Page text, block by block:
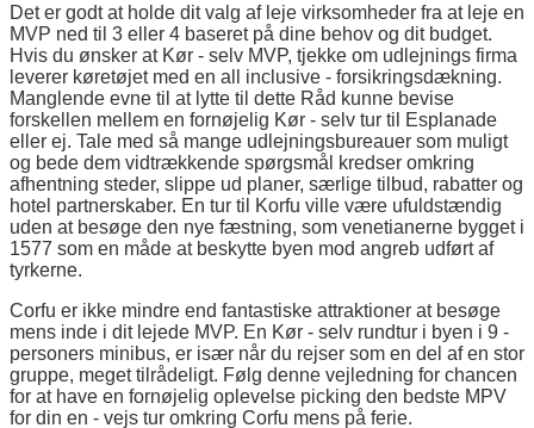
Det er godt at holde dit valg af leje virksomheder fra at leje en
MVP ned til 3 eller 4 baseret på dine behov og dit budget.
Hvis du ønsker at Kør - selv MVP, tjekke om udlejnings firma
leverer køretøjet med en all inclusive - forsikringsdækning.
Manglende evne til at lytte til dette Råd kunne bevise
forskellen mellem en fornøjelig Kør - selv tur til Esplanade
eller ej. Tale med så mange udlejningsbureauer som muligt
og bede dem vidtrækkende spørgsmål kredser omkring
afhentning steder, slippe ud planer, særlige tilbud, rabatter og
hotel partnerskaber. En tur til Korfu ville være ufuldstændig
uden at besøge den nye fæstning, som venetianerne bygget i
1577 som en måde at beskytte byen mod angreb udført af
tyrkerne.
Corfu er ikke mindre end fantastiske attraktioner at besøge
mens inde i dit lejede MVP. En Kør - selv rundtur i byen i 9 -
personers minibus, er især når du rejser som en del af en stor
gruppe, meget tilrådeligt. Følg denne vejledning for chancen
for at have en fornøjelig oplevelse picking den bedste MPV
for din en - vejs tur omkring Corfu mens på ferie.